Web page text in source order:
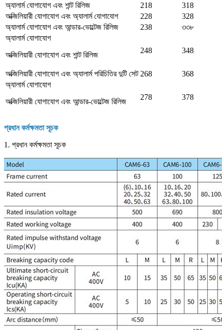
অ্যালার্ম যোগাযোগ এবং শান্ট রিলিজ
218
318
অক্জিলিয়ারী যোগাযোগ এবং অ্যালার্ম যোগাযোগ
228
328
অ্যালার্ম যোগাযোগ এবং আন্ডার-ভোল্টেজ রিলিজ
238
৩৩৮
অ্যালার্ম যোগাযোগ
অক্জিলিয়ারী যোগাযোগ এবং শান্ট রিলিজ
248 348
অক্জিলিয়ারী যোগাযোগ এবং অ্যালার্ম পরিচিতির দুটি সেট 268
368
অ্যালার্ম যোগাযোগ
অক্জিলিয়ারী যোগাযোগ এবং আন্ডার-ভোল্টেজ রিলিজ
278 378
প্রধান কর্মক্ষমতা সূচক
1. প্রধান কর্মক্ষমতা সূচক